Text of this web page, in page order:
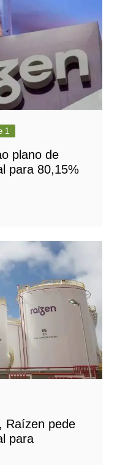
1
plano de
para 80,15%
Raízen pede
para